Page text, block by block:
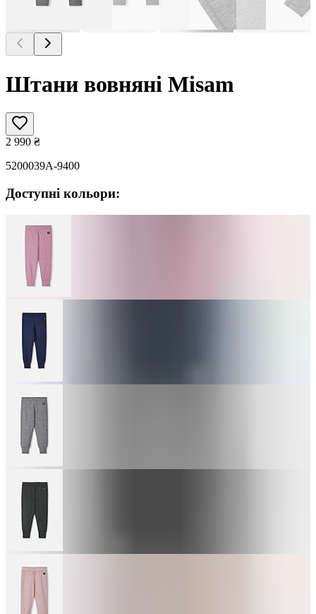
Штани вовняні Misam
2 990 ₴
5200039A-9400
Доступні кольори: